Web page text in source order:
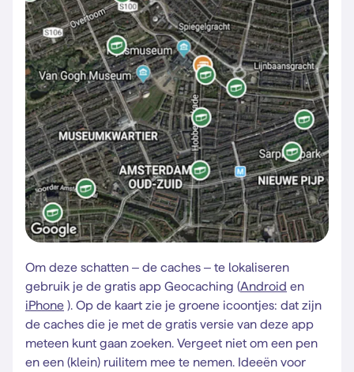
Om deze schatten – de caches – te lokaliseren
gebruik je de gratis app Geocaching (Android en
iPhone ). Op de kaart zie je groene icoontjes: dat zijn
de caches die je met de gratis versie van deze app
meteen kunt gaan zoeken. Vergeet niet om een pen
en een (klein) ruilitem mee te nemen. Ideeën voor